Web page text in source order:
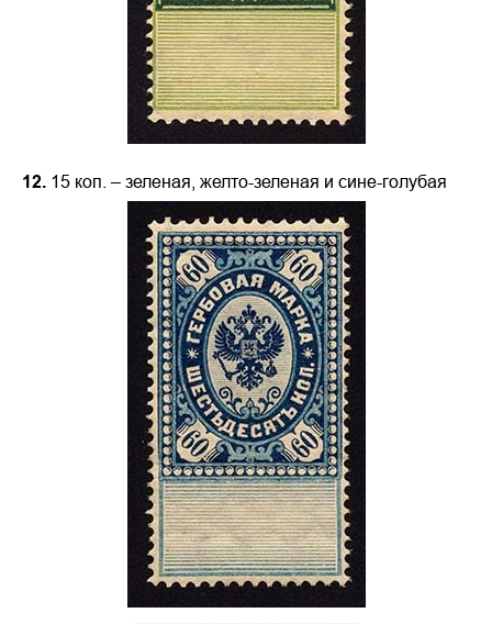
12. 15 коп. – зеленая, желто-зеленая и сине-голубая